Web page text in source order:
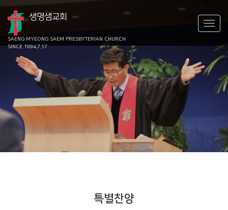
생명샘교회
SAENG MYEONG SAEM PRESBYTERIAN CHURCH
SINCE 1994.7.17
특별찬양